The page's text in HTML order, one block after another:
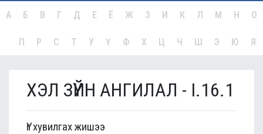
А Б В Г Д Е Ё Ж З И К Л М Н О
П Р С Т У Ү Ф Х Ц Ч Ш Э Ю Я
ХЭЛ ЗҮЙН АНГИЛАЛ - I.16.1
Үг хувилгах жишээ